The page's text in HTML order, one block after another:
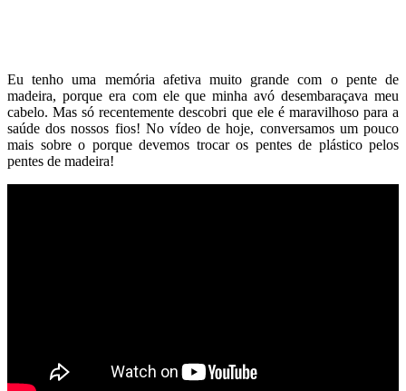
Eu tenho uma memória afetiva muito grande com o pente de
madeira, porque era com ele que minha avó desembaraçava meu
cabelo. Mas só recentemente descobri que ele é maravilhoso para a
saúde dos nossos fios! No vídeo de hoje, conversamos um pouco
mais sobre o porque devemos trocar os pentes de plástico pelos
pentes de madeira!